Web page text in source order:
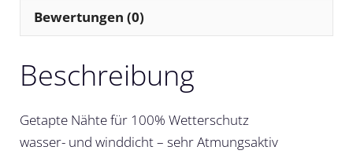
Bewertungen (0)
Beschreibung
Getapte Nähte für 100% Wetterschutz
wasser- und winddicht – sehr Atmungsaktiv